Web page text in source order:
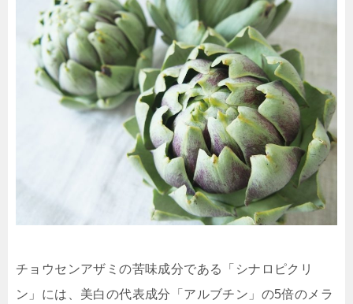
チョウセンアザミの苦味成分である「 シナロピクリ
ン 」には、美白の代表成分「アルブチン」の5倍のメラ